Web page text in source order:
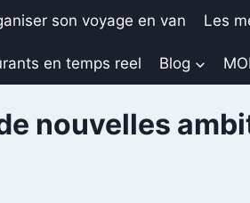
son voyage en van Les
en temps reel Blog
nouvelles